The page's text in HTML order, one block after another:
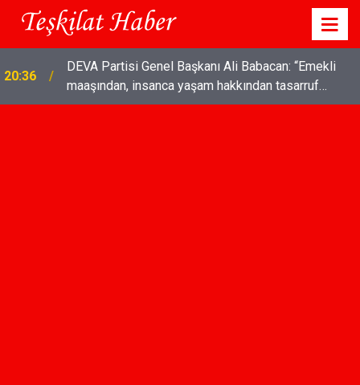
20:36
DEVA Partisi Genel Başkanı Ali Babacan: “Emekli
maaşından, insanca yaşam hakkından tasarruf
olmaz"